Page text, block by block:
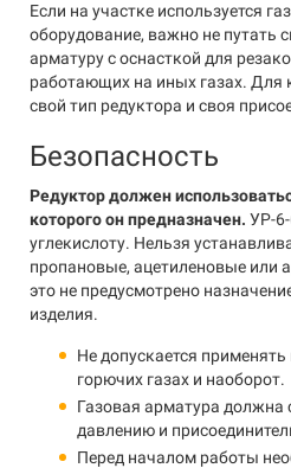
Если на участке используется
оборудование, важно не путать
арматуру с оснасткой для
работающих на иных газах. Для
свой тип редуктора и своя
Безопасность
Редуктор должен
которого он предназначен. УР-
углекислоту. Нельзя
пропановые, ацетиленовые или
это не предусмотрено
изделия.
Не допускается
горючих газах и наоборот.
Газовая арматура должна
давлению и
Перед началом работы